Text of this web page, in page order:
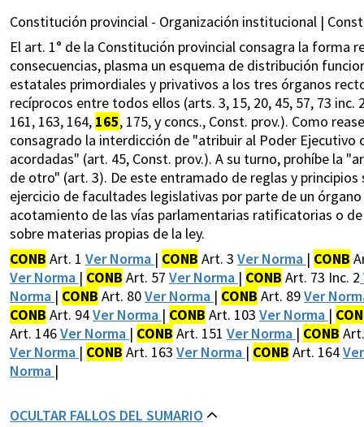
Constitución provincial - Organización institucional |
El art. 1° de la Constitución provincial consagra la forma
consecuencias, plasma un esquema de distribución
estatales primordiales y privativos a los tres órganos
recíprocos entre todos ellos (arts. 3, 15, 20, 45, 57, 73 inc.
161, 163, 164, 165, 175, y concs., Const. prov.). Como
consagrado la interdicción de "atribuir al Poder
acordadas" (art. 45, Const. prov.). A su turno, prohíbe la
de otro" (art. 3). De este entramado de reglas y
ejercicio de facultades legislativas por parte de un
acotamiento de las vías parlamentarias ratificatorias o
sobre materias propias de la ley.
CONB Art. 1 Ver Norma | CONB Art. 3 Ver Norma | CONB
Ver Norma | CONB Art. 57 Ver Norma | CONB Art. 73 Inc. 2
Norma | CONB Art. 80Ver Norma | CONB Art. 89Ver
CONB Art. 94Ver Norma | CONB Art. 103 Ver Norma |
Art. 146Ver Norma | CONB Art. 151 Ver Norma | CONB
Ver Norma | CONB Art. 163 Ver Norma | CONB Art. 164
Norma |
OCULTAR FALLOS DEL SUMARIO